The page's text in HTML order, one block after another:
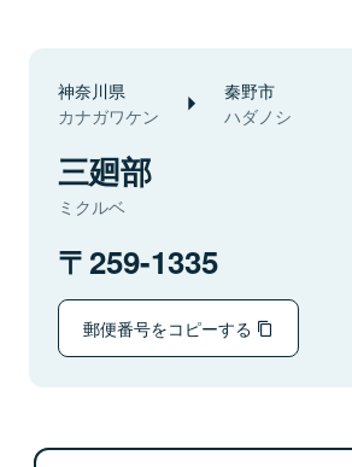
神奈川県
カナガワケン
秦野市
ハダノシ
三廻部
ミクルベ
259-1335
郵便番号をコピーする